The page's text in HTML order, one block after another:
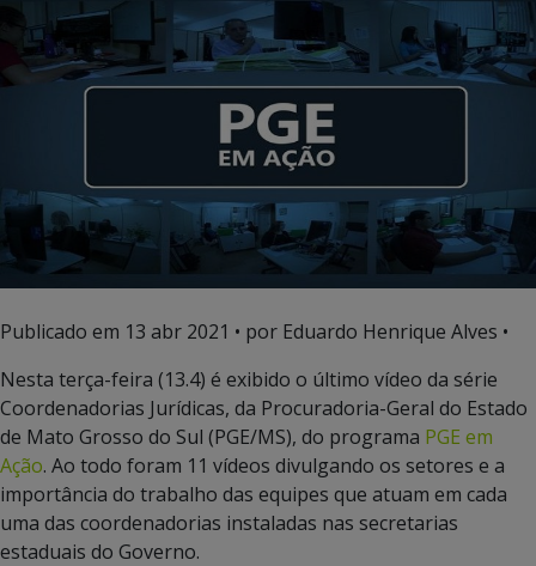
Publicado em 13 abr 2021 • por Eduardo Henrique Alves •
Nesta terça-feira (13.4) é exibido o último vídeo da série
Coordenadorias Jurídicas, da Procuradoria-Geral do Estado
de Mato Grosso do Sul (PGE/MS), do programa PGE em
Ação. Ao todo foram 11 vídeos divulgando os setores e a
importância do trabalho das equipes que atuam em cada
uma das coordenadorias instaladas nas secretarias
estaduais do Governo.